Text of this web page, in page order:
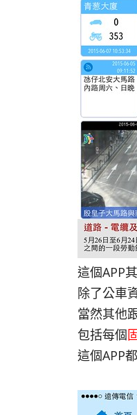
這個APP
除了公車
當然其他
包括每個
這個APP